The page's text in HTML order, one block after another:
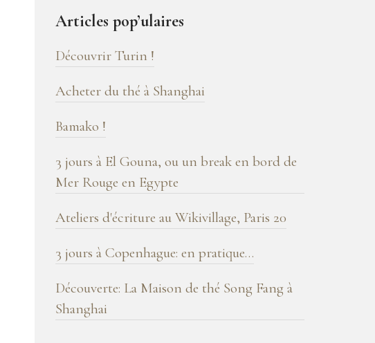
de
blog
!
Articles pop’ulaires
Découvrir Turin !
Acheter du thé à Shanghai
Bamako !
3 jours à El Gouna, ou un break en bord de
Mer Rouge en Egypte
Ateliers d'écriture au Wikivillage, Paris 20
3 jours à Copenhague: en pratique…
Découverte: La Maison de thé Song Fang à
Shanghai